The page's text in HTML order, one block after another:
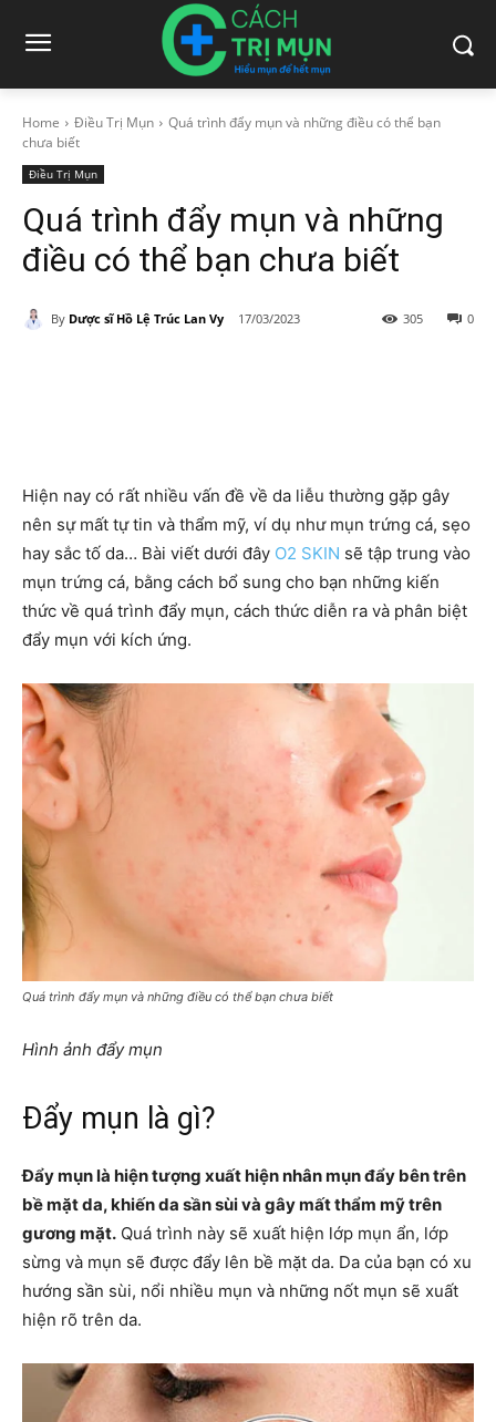
Home Điều Trị Mụn
Quá trình đẩy mụn và những điều có thể bạn
chưa biết
Điều Trị Mụn
Quá trình đẩy mụn và những
điều có thể bạn chưa biết
By Dược sĩ Hồ Lệ Trúc Lan Vy 17/03/2023 0
305
Hiện nay có rất nhiều vấn đề về da liễu thường gặp gây
nên sự mất tự tin và thẩm mỹ, ví dụ như mụn trứng cá, sẹo
hay sắc tố da… Bài viết dưới đây O2 SKIN sẽ tập trung vào
mụn trứng cá, bằng cách bổ sung cho bạn những kiến
thức về quá trình đẩy mụn, cách thức diễn ra và phân biệt
đẩy mụn với kích ứng.
Quá trình đẩy mụn và những điều có thể bạn chưa biết
Hình ảnh đẩy mụn
Đẩy mụn là gì?
Đẩy mụn là hiện tượng xuất hiện nhân mụn đẩy bên trên
bề mặt da, khiến da sần sùi và gây mất thẩm mỹ trên
gương mặt. Quá trình này sẽ xuất hiện lớp mụn ẩn, lớp
sừng và mụn sẽ được đẩy lên bề mặt da. Da của bạn có xu
hướng sần sùi, nổi nhiều mụn và những nốt mụn sẽ xuất
hiện rõ trên da.